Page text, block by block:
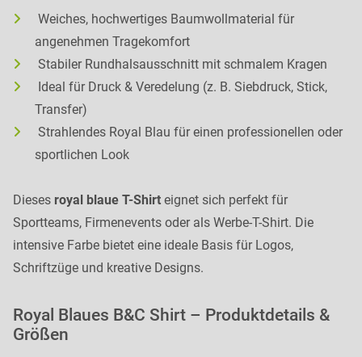
Weiches, hochwertiges Baumwollmaterial für
angenehmen Tragekomfort
Stabiler Rundhalsausschnitt mit schmalem Kragen
Ideal für Druck & Veredelung (z. B. Siebdruck, Stick,
Transfer)
Strahlendes Royal Blau für einen professionellen oder
sportlichen Look
Dieses royal blaue T-Shirt eignet sich perfekt für
Sportteams, Firmenevents oder als Werbe-T-Shirt. Die
intensive Farbe bietet eine ideale Basis für Logos,
Schriftzüge und kreative Designs.
Royal Blaues B&C Shirt – Produktdetails &
Größen